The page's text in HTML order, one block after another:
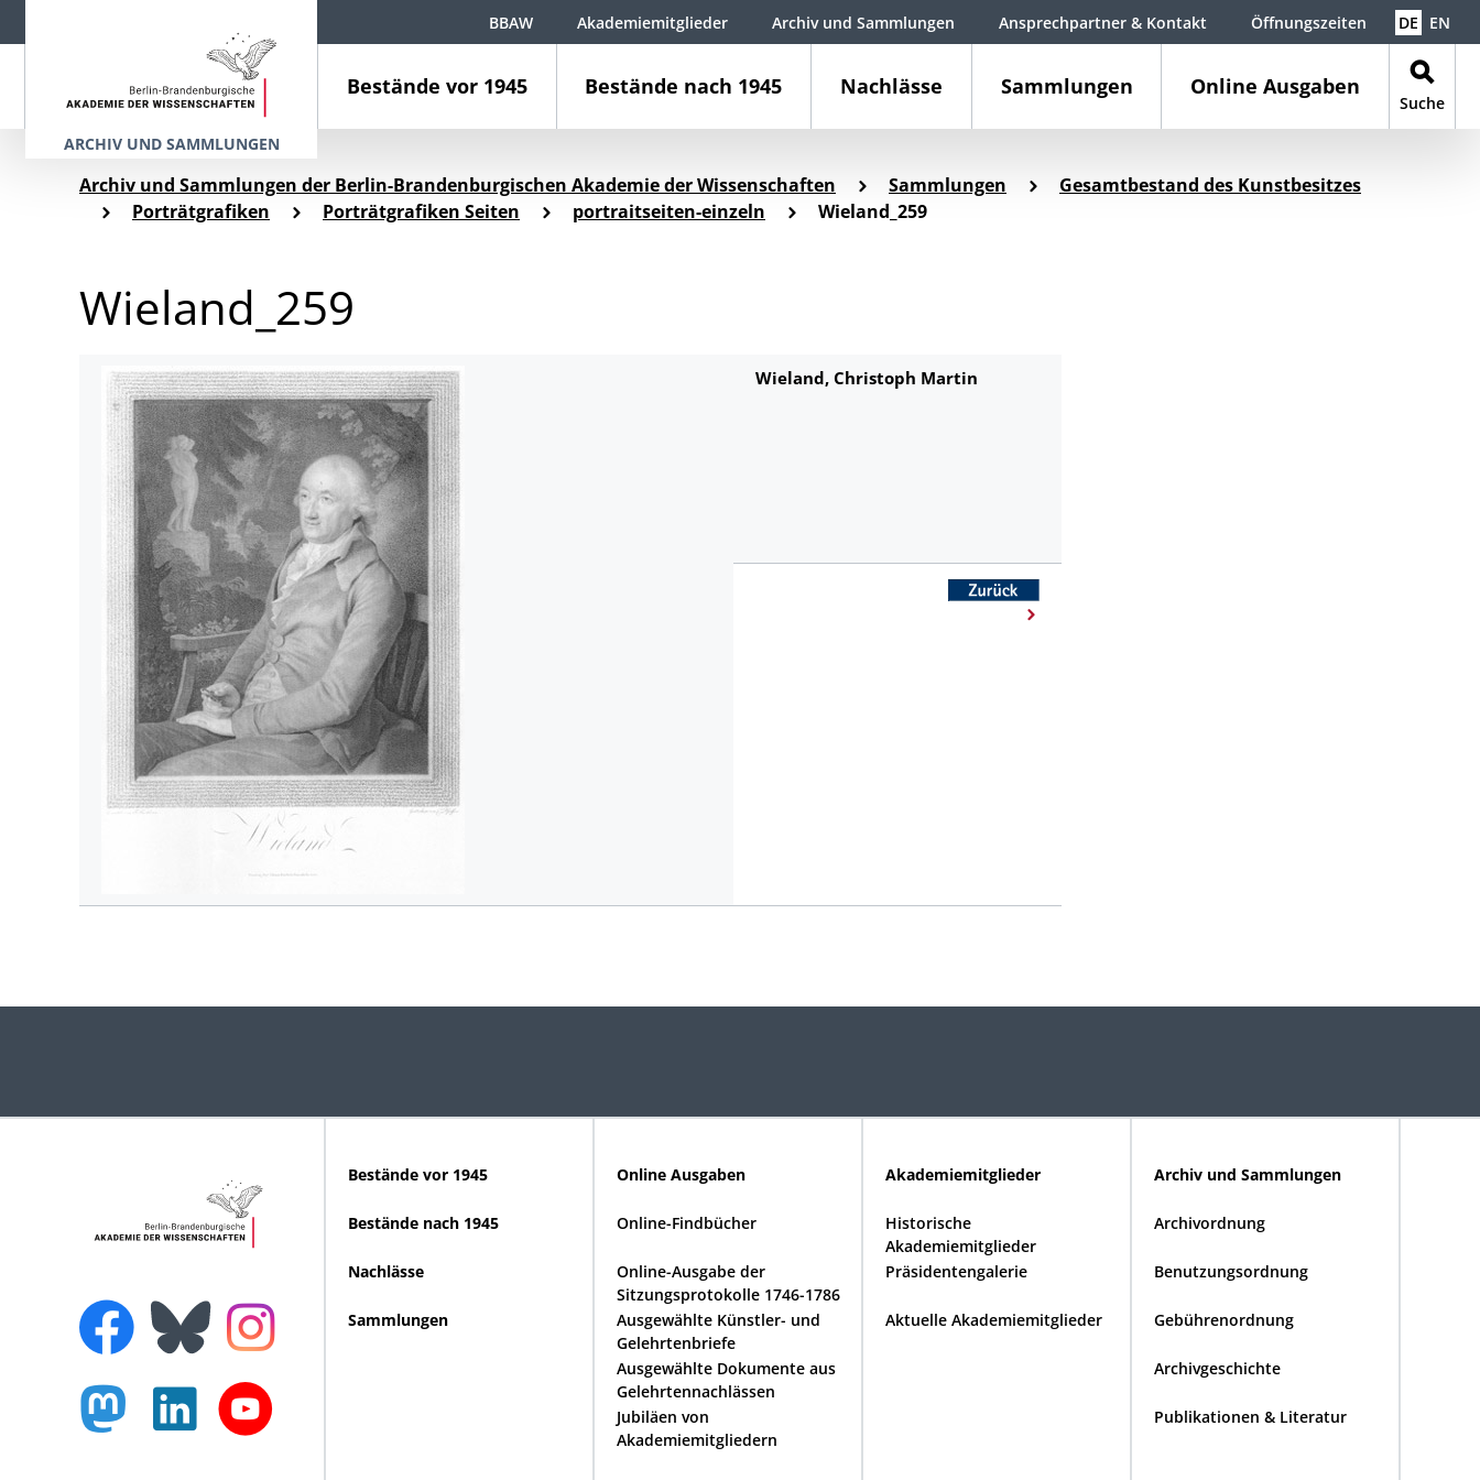
ARCHIV UND SAMMLUNGEN
Bestände vor 1945 Bestände nach 1945 Nachlässe Sammlungen Online Ausgaben
Suche
BBAW Akademiemitglieder Archiv und Sammlungen Ansprechpartner & Kontakt Öffnungszeiten DE EN
Archiv und Sammlungen der Berlin-Brandenburgischen Akademie der Wissenschaften Sammlungen
Gesamtbestand des Kunstbesitzes
Porträtgrafiken
Porträtgrafiken Seiten portraitseiten-einzeln Wieland_259
Wieland_259
Wieland, Christoph Martin
Bestände vor 1945
Bestände nach 1945
Nachlässe
Sammlungen
Online Ausgaben
Online-Findbücher
Online-Ausgabe der
Sitzungsprotokolle 1746-1786
Ausgewählte Künstler- und
Gelehrtenbriefe
Ausgewählte Dokumente aus
Gelehrtennachlässen
Jubiläen von
Akademiemitgliedern
Akademiemitglieder
Historische
Akademiemitglieder
Präsidentengalerie
Aktuelle Akademiemitglieder
Archiv und Sammlungen
Archivordnung
Benutzungsordnung
Gebührenordnung
Archivgeschichte
Publikationen & Literatur